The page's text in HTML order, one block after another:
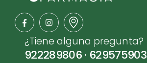
¿Tiene alguna pregunta?
922289806· 629575903